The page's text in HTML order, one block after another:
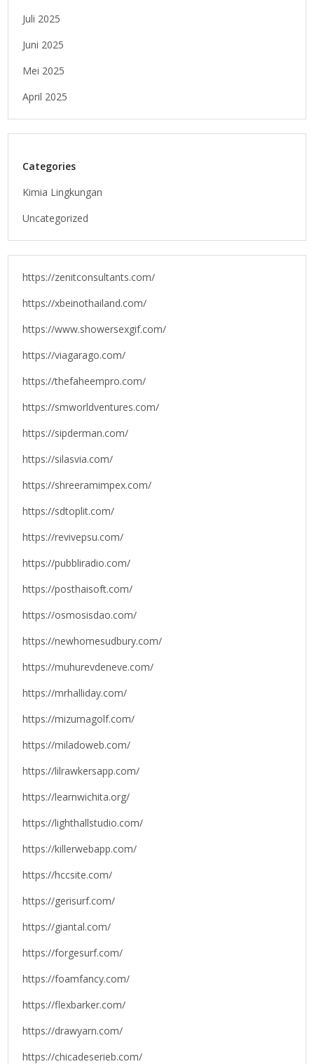
Juli 2025
Juni 2025
Mei 2025
April 2025
Categories
Kimia Lingkungan
Uncategorized
https://zenitconsultants.com/
https://xbeinothailand.com/
https://www.showersexgif.com/
https://viagarago.com/
https://thefaheempro.com/
https://smworldventures.com/
https://sipderman.com/
https://silasvia.com/
https://shreeramimpex.com/
https://sdtoplit.com/
https://revivepsu.com/
https://pubbliradio.com/
https://posthaisoft.com/
https://osmosisdao.com/
https://newhomesudbury.com/
https://muhurevdeneve.com/
https://mrhalliday.com/
https://mizumagolf.com/
https://miladoweb.com/
https://lilrawkersapp.com/
https://learnwichita.org/
https://lighthallstudio.com/
https://killerwebapp.com/
https://hccsite.com/
https://gerisurf.com/
https://giantal.com/
https://forgesurf.com/
https://foamfancy.com/
https://flexbarker.com/
https://drawyarn.com/
https://chicadeserieb.com/